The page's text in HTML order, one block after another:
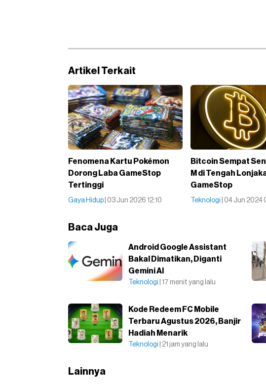
Artikel Terkait
Fenomena Kartu Pokémon
Dorong Laba GameStop
Tertinggi
Gaya Hidup | 03 Jun 2026 12:10
Bitcoin Sempat
M di Tengah
GameStop
Teknologi | 04 Jun 2024
Baca Juga
Android Google Assistant
Bakal Dimatikan, Diganti
Gemini AI
Teknologi | 17 menit yang lalu
Kode Redeem FC Mobile
Terbaru Agustus 2026, Banjir
Hadiah Menarik
Teknologi | 21 jam yang lalu
Lainnya